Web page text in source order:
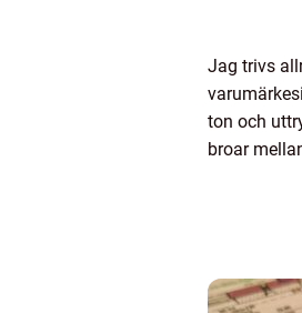
Jag trivs
ton och
broar